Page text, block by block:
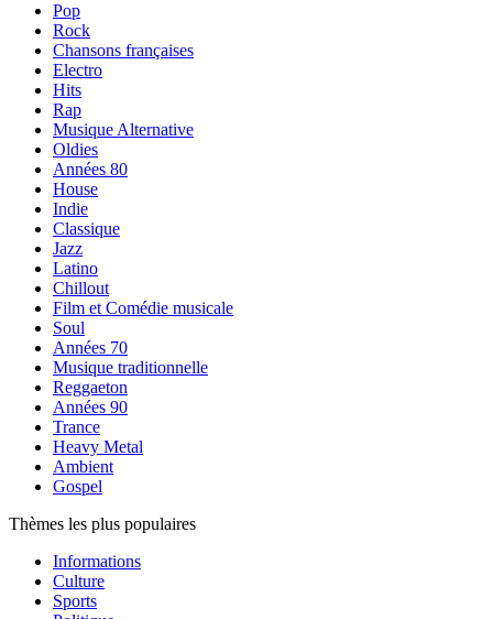
Pop
Rock
Chansons françaises
Electro
Hits
Rap
Musique Alternative
Oldies
Années 80
House
Indie
Classique
Jazz
Latino
Chillout
Film et Comédie musicale
Soul
Années 70
Musique traditionnelle
Reggaeton
Années 90
Trance
Heavy Metal
Ambient
Gospel
Thèmes les plus populaires
Informations
Culture
Sports